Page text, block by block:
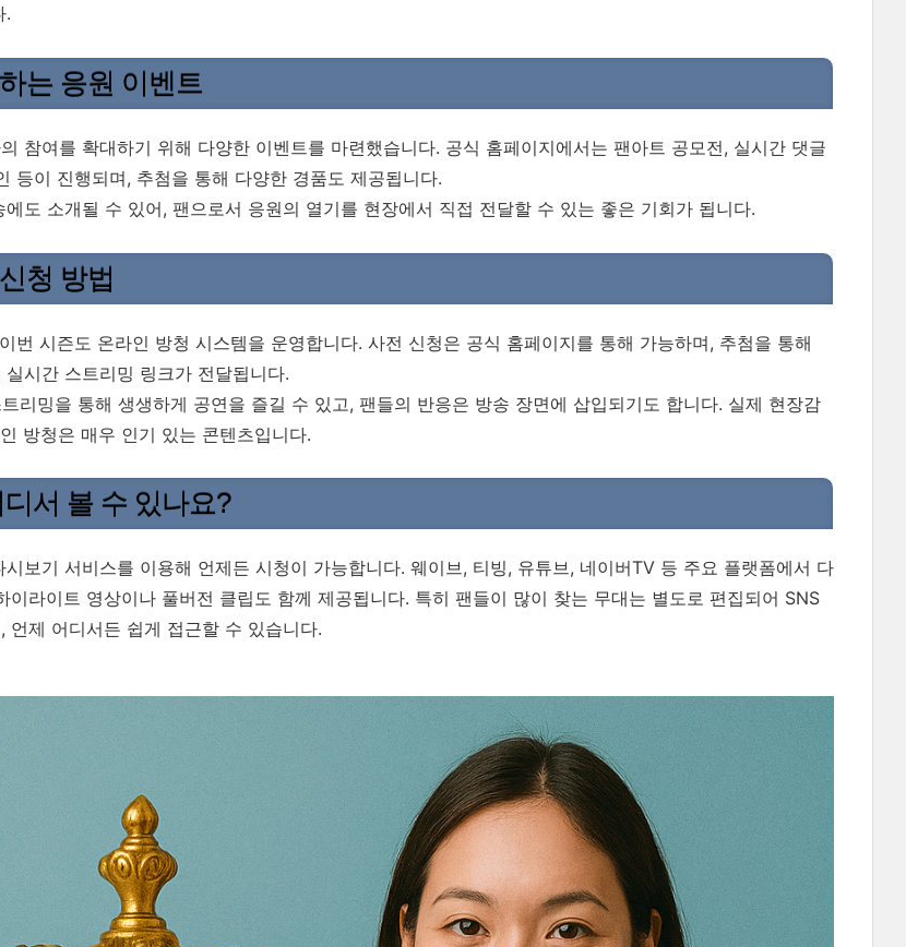
.
는 응원 이벤트
의 참여를 확대하기 위해 다양한 이벤트를 마련했습니다. 공식 홈페이지에서는 팬아트 공모전, 실시간 댓글
등이 진행되며, 추첨을 통해 다양한 경품도 제공됩니다.
에도 소개될 수 있어, 팬으로서 응원의 열기를 현장에서 직접 전달할 수 있는 좋은 기회가 됩니다.
청 방법
번 시즌도 온라인 방청 시스템을 운영합니다. 사전 신청은 공식 홈페이지를 통해 가능하며, 추첨을 통해
시간 스트리밍 링크가 전달됩니다.
리밍을 통해 생생하게 공연을 즐길 수 있고, 팬들의 반응은 방송 장면에 삽입되기도 합니다. 실제 현장감
방청은 매우 인기 있는 콘텐츠입니다.
서 볼 수 있나요?
시보기 서비스를 이용해 언제든 시청이 가능합니다. 웨이브, 티빙, 유튜브, 네이버TV 등 주요 플랫폼에서 다
이라이트 영상이나 풀버전 클립도 함께 제공됩니다. 특히 팬들이 많이 찾는 무대는 별도로 편집되어 SNS
언제 어디서든 쉽게 접근할 수 있습니다.